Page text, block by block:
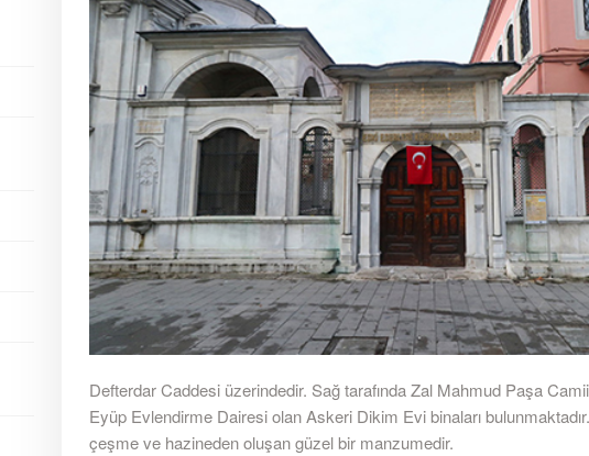
Defterdar Caddesi üzerindedir. Sağ tarafında Zal Mahmud Paşa
Eyüp Evlendirme Dairesi olan Askeri Dikim Evi binaları
çeşme ve hazineden oluşan güzel bir manzumedir.